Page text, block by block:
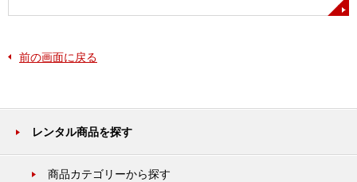
前の画面に戻る
レンタル商品を探す
商品カテゴリーから探す